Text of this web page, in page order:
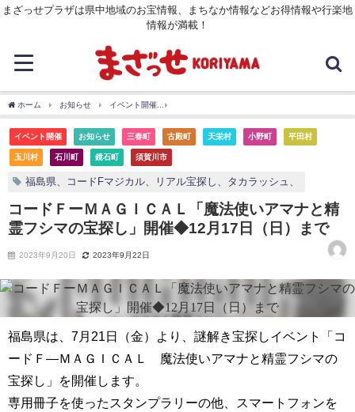
まざっせプラザは県中地域のお宝情報、まちなか情報などお得情報や行楽地
情報が満載！
ホーム お知らせ イベント開催
イベント開催 お知らせ 三春町 古殿町 天栄村 小野町 平田村
玉川村 石川町 鏡石町 須賀川市
福島県、コードFマジカル、リアル宝探し、タカラッシュ、
コードＦーＭＡＧＩＣＡＬ「魔法使いアマナと精
霊フシマの宝探し」開催◆12月17日（日）まで
2023年9月20日 2023年9月22日
福島県は、7月21日（金）より、謎解き宝探しイベント「コ
ードＦ―ＭＡＧＩＣＡＬ 魔法使いアマナと精霊フシマの
宝探し」を開催します。
専用冊子を使ったスタンプラリーの他、スマートフォンを